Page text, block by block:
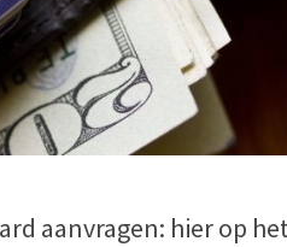
aanvragen: hier op